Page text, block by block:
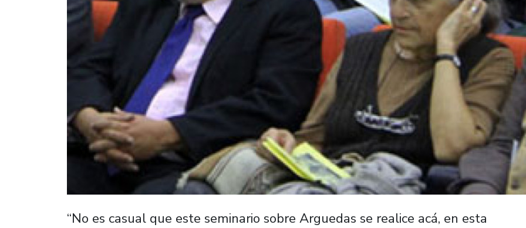
“No es casual que este seminario sobre Arguedas se realice acá, en esta